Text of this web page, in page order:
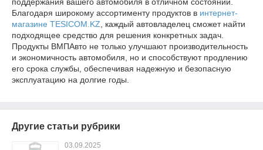
Благодаря широкому ассортименту продуктов в интернет-
магазине TESICOM.KZ , каждый автовладелец сможет найти
подходящее средство для решения конкретных задач.
Продукты ВМПАвто не только улучшают производительность
и экономичность автомобиля, но и способствуют продлению
его срока службы, обеспечивая надежную и безопасную
эксплуатацию на долгие годы.
Другие статьи рубрики
03.09.2025